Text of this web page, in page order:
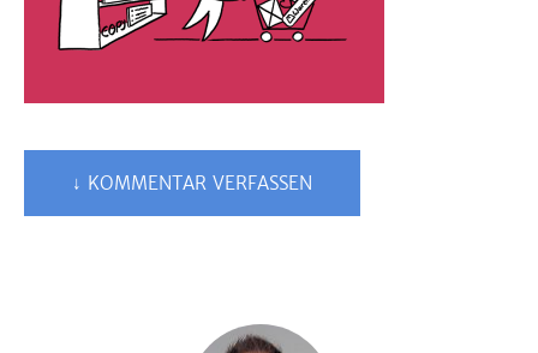
↓ KOMMENTAR VERFASSEN